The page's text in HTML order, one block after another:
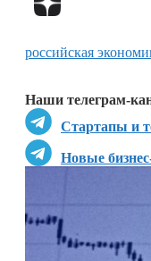
Наши телеграм-
Стартапы и
Новые
российская